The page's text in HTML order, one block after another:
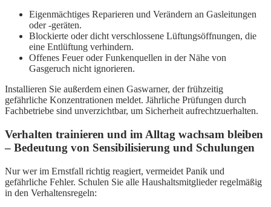
Eigenmächtiges Reparieren und Verändern an Gasleitungen
oder -geräten.
Blockierte oder dicht verschlossene Lüftungsöffnungen, die
eine Entlüftung verhindern.
Offenes Feuer oder Funkenquellen in der Nähe von
Gasgeruch nicht ignorieren.
Installieren Sie außerdem einen Gaswarner, der frühzeitig
gefährliche Konzentrationen meldet. Jährliche Prüfungen durch
Fachbetriebe sind unverzichtbar, um Sicherheit aufrechtzuerhalten.
Verhalten trainieren und im Alltag wachsam bleiben
– Bedeutung von Sensibilisierung und Schulungen
Nur wer im Ernstfall richtig reagiert, vermeidet Panik und
gefährliche Fehler. Schulen Sie alle Haushaltsmitglieder regelmäßig
in den Verhaltensregeln: